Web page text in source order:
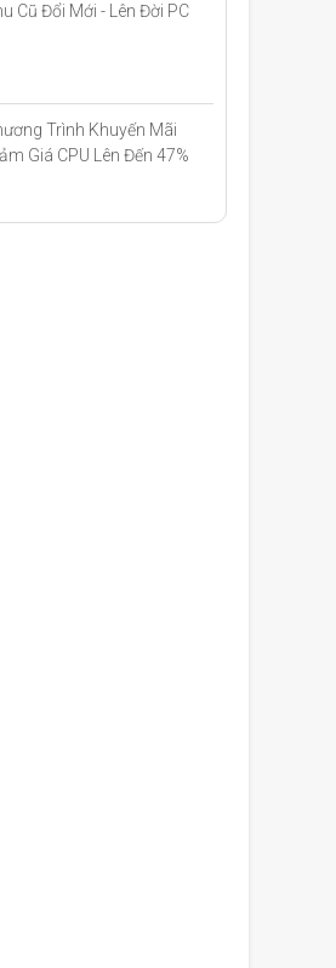
Cũ Đổi Mới - Lên Đời PC
Trình Khuyến Mãi
Giá CPU Lên Đến 47%